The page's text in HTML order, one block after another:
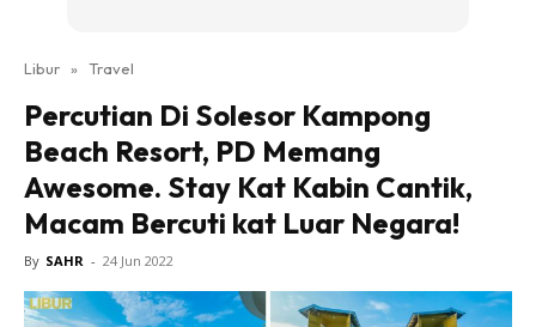
Libur » Travel
Percutian Di Solesor Kampong
Beach Resort, PD Memang
Awesome. Stay Kat Kabin Cantik,
Macam Bercuti kat Luar Negara!
By SAHR - 24 Jun 2022